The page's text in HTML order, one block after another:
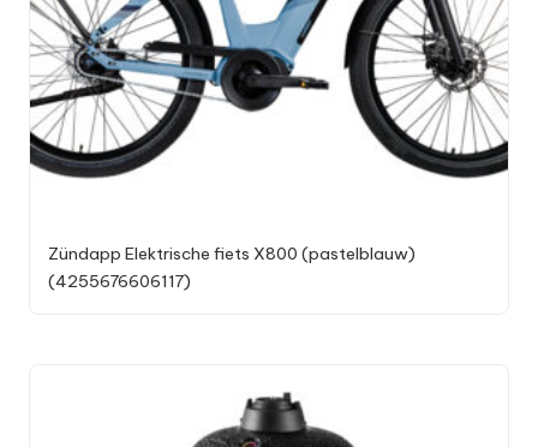
Zündapp Elektrische fiets X800 (pastelblauw)
(4255676606117)